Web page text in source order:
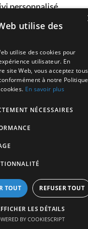
personnalisé
à vie
Garantie
risque : si, malgré
au bout de 30
100 %, vous pourrez me
quelle autre formation
simple e-mail
de dessin et de
du blog
générales
utilise des
utilise des cookies pour
utilisateur. En
site Web, vous acceptez tous
à notre Politique
En savoir plus
NÉCESSAIRES
TOUT REFUSER TOUT
LES DÉTAILS
BY COOKIESCRIPT